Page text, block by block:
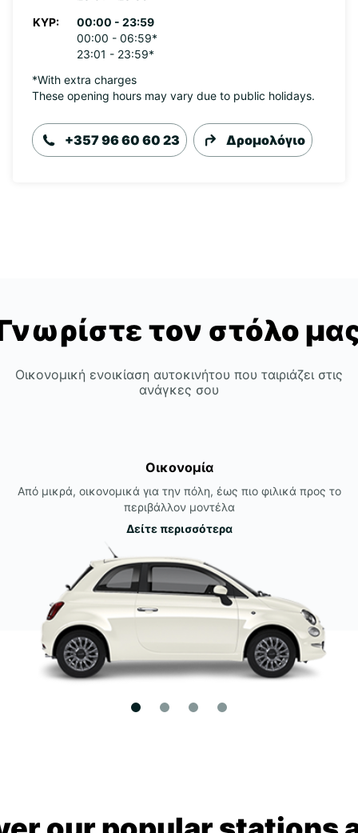
ΚΥΡ:
00:00 - 23:59
00:00 - 06:59*
23:01 - 23:59*
*With extra charges
These opening hours may vary due to public holidays.
+357 96 60 60 23 Δρομολόγιο
τον στόλο
Οικονομική ενοικίαση αυτοκινήτου που ταιριάζει στις
ανάγκες σου
Οικονομία
Από μικρά, οικονομικά για την πόλη, έως πιο φιλικά προς το
περιβάλλον μοντέλα
Δείτε περισσότερα